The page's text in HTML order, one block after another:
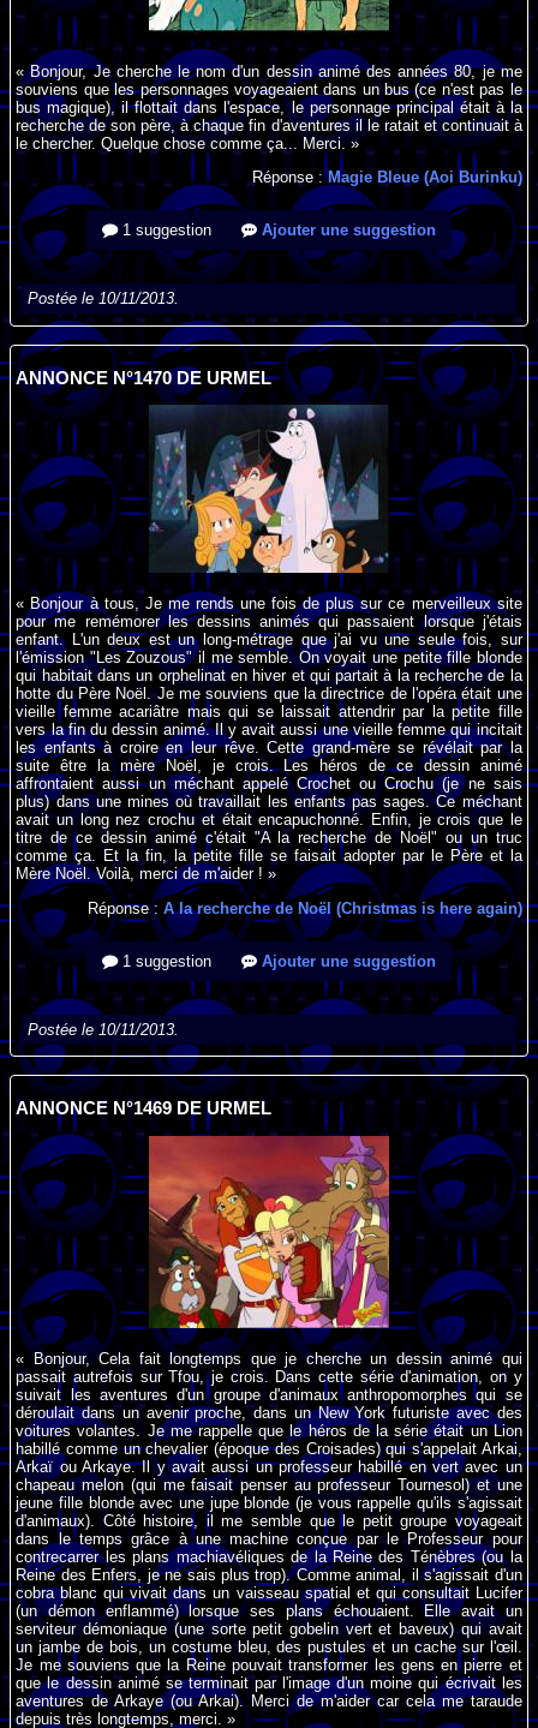
« Bonjour, Je cherche le nom d'un dessin animé des années 80, je me
souviens que les personnages voyageaient dans un bus (ce n'est pas le
bus magique), il flottait dans l'espace, le personnage principal était à la
recherche de son père, à chaque fin d'aventures il le ratait et continuait à
le chercher. Quelque chose comme ça... Merci. »
Réponse :Magie Bleue (Aoi Burinku)
1 suggestion Ajouter une suggestion
Postée le 10/11/2013.
ANNONCE N°1470 DE URMEL
« Bonjour à tous, Je me rends une fois de plus sur ce merveilleux site
pour me remémorer les dessins animés qui passaient lorsque j'étais
enfant. L'un deux est un long-métrage que j'ai vu une seule fois, sur
l'émission "Les Zouzous" il me semble. On voyait une petite fille blonde
qui habitait dans un orphelinat en hiver et qui partait à la recherche de la
hotte du Père Noël. Je me souviens que la directrice de l'opéra était une
vieille femme acariâtre mais qui se laissait attendrir par la petite fille
vers la fin du dessin animé. Il y avait aussi une vieille femme qui incitait
les enfants à croire en leur rêve. Cette grand-mère se révélait par la
suite être la mère Noël, je crois. Les héros de ce dessin animé
affrontaient aussi un méchant appelé Crochet ou Crochu (je ne sais
plus) dans une mines où travaillait les enfants pas sages. Ce méchant
avait un long nez crochu et était encapuchonné. Enfin, je crois que le
titre de ce dessin animé c'était "A la recherche de Noël" ou un truc
comme ça. Et la fin, la petite fille se faisait adopter par le Père et la
Mère Noël. Voilà, merci de m'aider ! »
Réponse : A la recherche de Noël (Christmas is here again)
1 suggestion Ajouter une suggestion
Postée le 10/11/2013.
ANNONCE N°1469 DE URMEL
« Bonjour, Cela fait longtemps que je cherche un dessin animé qui
passait autrefois sur Tfou, je crois. Dans cette série d'animation, on y
suivait les aventures d'un groupe d'animaux anthropomorphes qui se
déroulait dans un avenir proche, dans un New York futuriste avec des
voitures volantes. Je me rappelle que le héros de la série était un Lion
habillé comme un chevalier (époque des Croisades) qui s'appelait Arkai,
Arkaï ou Arkaye. Il y avait aussi un professeur habillé en vert avec un
chapeau melon (qui me faisait penser au professeur Tournesol) et une
jeune fille blonde avec une jupe blonde (je vous rappelle qu'ils s'agissait
d'animaux). Côté histoire, il me semble que le petit groupe voyageait
dans le temps grâce à une machine conçue par le Professeur pour
contrecarrer les plans machiavéliques de la Reine des Ténèbres (ou la
Reine des Enfers, je ne sais plus trop). Comme animal, il s'agissait d'un
cobra blanc qui vivait dans un vaisseau spatial et qui consultait Lucifer
(un démon enflammé) lorsque ses plans échouaient. Elle avait un
serviteur démoniaque (une sorte petit gobelin vert et baveux) qui avait
un jambe de bois, un costume bleu, des pustules et un cache sur l'œil.
Je me souviens que la Reine pouvait transformer les gens en pierre et
que le dessin animé se terminait par l'image d'un moine qui écrivait les
aventures de Arkaye (ou Arkai). Merci de m'aider car cela me taraude
depuis très longtemps, merci. »